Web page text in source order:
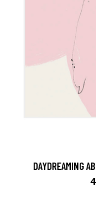
DAYDREAMING